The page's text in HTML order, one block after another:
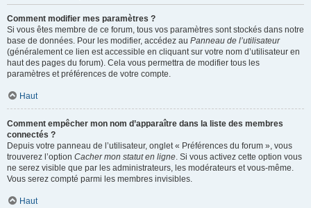
Comment modifier mes paramètres ?
Si vous êtes membre de ce forum, tous vos paramètres sont stockés dans notre
base de données. Pour les modifier, accédez au Panneau de l’utilisateur
(généralement ce lien est accessible en cliquant sur votre nom d’utilisateur en
haut des pages du forum). Cela vous permettra de modifier tous les
paramètres et préférences de votre compte.
Haut
Comment empêcher mon nom d’apparaître dans la liste des membres
connectés ?
Depuis votre panneau de l’utilisateur, onglet « Préférences du forum », vous
trouverez l’option Cacher mon statut en ligne. Si vous activez cette option vous
ne serez visible que par les administrateurs, les modérateurs et vous-même.
Vous serez compté parmi les membres invisibles.
Haut